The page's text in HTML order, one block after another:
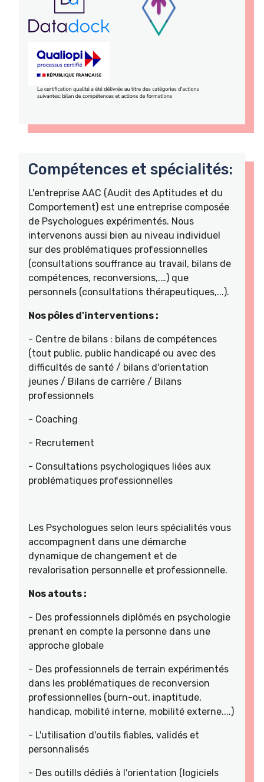
Compétences et spécialités:
L'entreprise AAC (Audit des Aptitudes et du
Comportement) est une entreprise composée
de Psychologues expérimentés. Nous
intervenons aussi bien au niveau individuel
sur des problématiques professionnelles
(consultations souffrance au travail, bilans de
compétences, reconversions,.…) que
personnels (consultations thérapeutiques,...).
Nos pôles d'interventions :
- Centre de bilans : bilans de compétences
(tout public, public handicapé ou avec des
difficultés de santé / bilans d'orientation
jeunes / Bilans de carrière / Bilans
professionnels
- Coaching
- Recrutement
- Consultations psychologiques liées aux
problématiques professionnelles
Les Psychologues selon leurs spécialités vous
accompagnent dans une démarche
dynamique de changement et de
revalorisation personnelle et professionnelle.
Nos atouts :
- Des professionnels diplômés en psychologie
prenant en compte la personne dans une
approche globale
- Des professionnels de terrain expérimentés
dans les problématiques de reconversion
professionnelles (burn-out, inaptitude,
handicap, mobilité interne, mobilité externe....)
- L'utilisation d'outils fiables, validés et
personnalisés
- Des outills dédiés à l'orientation (logiciels